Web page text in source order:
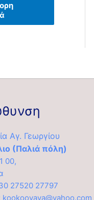
Αγ. Γεωργίου
(Παλιά πόλη)
00,
27520 27797